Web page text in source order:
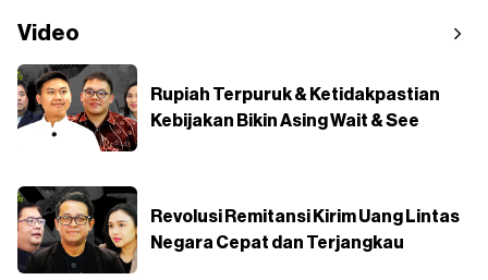
Video
Rupiah Terpuruk & Ketidakpastian
Kebijakan Bikin Asing Wait & See
Revolusi Remitansi Kirim Uang Lintas
Negara Cepat dan Terjangkau